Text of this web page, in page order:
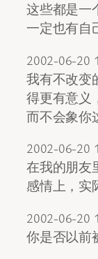
这些都是一
一定也有自
2002-06-20
我有不改变
得更有意义
而不会象你
2002-06-20
在我的朋友
感情上，实
2002-06-20
你是否以前